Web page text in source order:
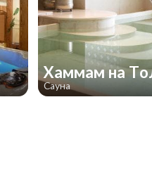
Хаммам на
Сауна